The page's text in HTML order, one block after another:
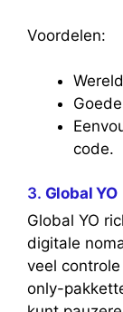
Voordelen:
code.
3. Global YO
Global YO
digitale
veel
only-